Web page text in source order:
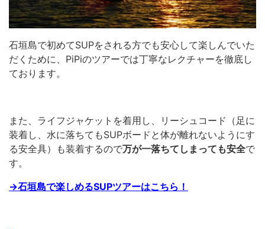
石垣島で初めてSUPをされる方でも安心して楽しんでいた
だくために、PiPiのツアーでは丁寧なレクチャーを徹底し
ております。
また、ライフジャケットを着用し、リーシュコード（足に
装着し、水に落ちてもSUPボードと体が離れないようにす
る安全具）も装着するので万が一落ちてしまっても安全で
す。
→石垣島で楽しめるSUPツアーはこちら！